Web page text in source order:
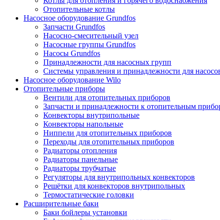
Отопительные котлы
Насосное оборудование Grundfos
Запчасти Grundfos
Насосно-смесительный узел
Насосные группы Grundfos
Насосы Grundfos
Принадлежности для насосных групп
Системы управления и принадлежности для
Насосное оборудование Wilo
Отопительные приборы
Вентили для отопительных приборов
Запчасти и принадлежности к отопительным
Конвекторы внутрипольные
Конвекторы напольные
Ниппели для отопительных приборов
Переходы для отопительных приборов
Радиаторы отопления
Радиаторы панельные
Радиаторы трубчатые
Регуляторы для внутрипольных конвекторов
Решётки для конвекторов внутрипольных
Термостатические головки
Расширительные баки
Баки бойлеры установки